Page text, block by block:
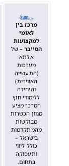
מרכז בין
לאומי
למקצועות
הסייבר – של
אלתא
מערכות
(התעשייה
האווירית)
והיחידה
ללימודי חוץ
המרכז מציע
מגוון הכשרות
מבוקשות
מהמתקדמות
בישראל –
כולל ליווי
ותעסוקה
בתחום.​